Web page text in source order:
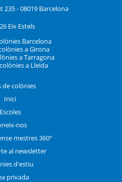
235 - 08019 Barcelona
Eix Estels
Barcelona
a Girona
a Tarragona
a Lleida
de colònies
Inici
Escoles
nos
mestres 360º
al newsletter
d'estiu
privada